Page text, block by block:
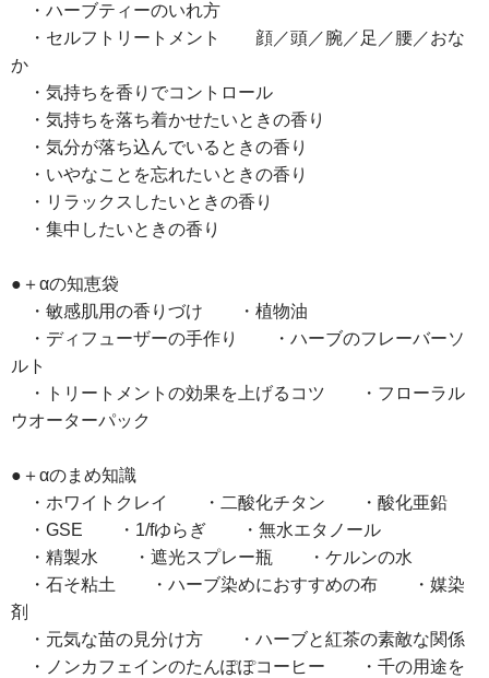
・ハーブティーのいれ方
・セルフトリートメント 顔／頭／腕／足／腰／おな
か
・気持ちを香りでコントロール
・気持ちを落ち着かせたいときの香り
・気分が落ち込んでいるときの香り
・いやなことを忘れたいときの香り
・リラックスしたいときの香り
・集中したいときの香り
●＋αの知恵袋
・敏感肌用の香りづけ ・植物油
・ディフューザーの手作り ・ハーブのフレーバーソ
ルト
・トリートメントの効果を上げるコツ ・フローラル
ウオーターパック
●＋αのまめ知識
・ホワイトクレイ ・二酸化チタン ・酸化亜鉛
・GSE ・1/fゆらぎ ・無水エタノール
・精製水 ・遮光スプレー瓶 ・ケルンの水
・石そ粘土 ・ハーブ染めにおすすめの布 ・媒染
剤
・元気な苗の見分け方 ・ハーブと紅茶の素敵な関係
・ノンカフェインのたんぽぽコーヒー ・千の用途を